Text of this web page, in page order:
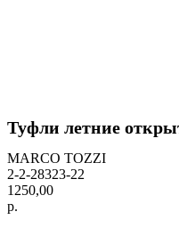
Туфли летние
MARCO TOZZI
2-2-28323-22
1250,00
р.